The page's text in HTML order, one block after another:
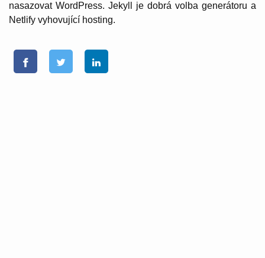
nasazovat WordPress. Jekyll je dobrá volba generátoru a
Netlify vyhovující hosting.